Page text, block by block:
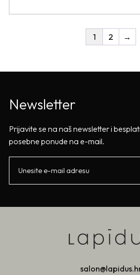
1 2 →
Newsletter
Prijavite se na naš newsletter i
posebne ponude na e-mail.